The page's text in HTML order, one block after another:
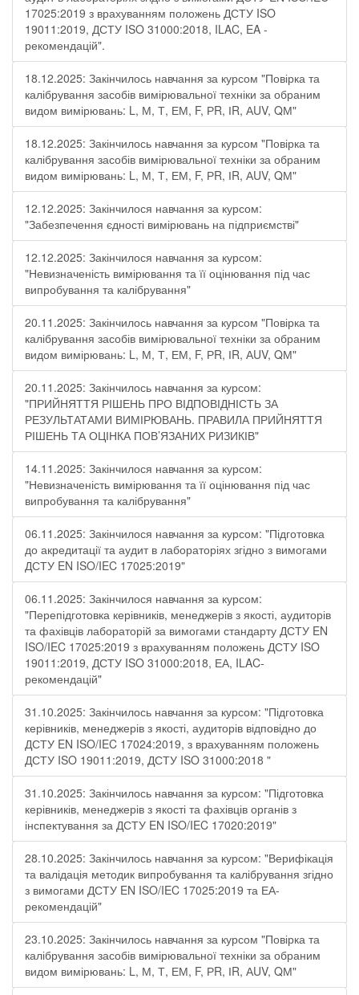
17025:2019 з врахуванням положень ДСТУ ISO
19011:2019, ДСТУ ISO 31000:2018, ILAC, EA -
рекомендацій".
18.12.2025: Закінчилось навчання за курсом "Повірка та
калібрування засобів вимірювальної техніки за обраним
видом вимірювань: L, М, Т, ЕМ, F, РR, ІR, АUV, QМ"
18.12.2025: Закінчилось навчання за курсом "Повірка та
калібрування засобів вимірювальної техніки за обраним
видом вимірювань: L, М, Т, ЕМ, F, РR, ІR, АUV, QМ"
12.12.2025: Закінчилося навчання за курсом:
"Забезпечення єдності вимірювань на підприємстві"
12.12.2025: Закінчилося навчання за курсом:
"Невизначеність вимірювання та її оцінювання під час
випробування та калібрування"
20.11.2025: Закінчилось навчання за курсом "Повірка та
калібрування засобів вимірювальної техніки за обраним
видом вимірювань: L, М, Т, ЕМ, F, РR, ІR, АUV, QМ"
20.11.2025: Закінчилось навчання за курсом:
"ПРИЙНЯТТЯ РІШЕНЬ ПРО ВІДПОВІДНІСТЬ ЗА
РЕЗУЛЬТАТАМИ ВИМІРЮВАНЬ. ПРАВИЛА ПРИЙНЯТТЯ
РІШЕНЬ ТА ОЦІНКА ПОВ’ЯЗАНИХ РИЗИКІВ"
14.11.2025: Закінчилося навчання за курсом:
"Невизначеність вимірювання та її оцінювання під час
випробування та калібрування"
06.11.2025: Закінчилося навчання за курсом: "Підготовка
до акредитації та аудит в лабораторіях згідно з вимогами
ДСТУ EN ISO/IEC 17025:2019"
06.11.2025: Закінчилося навчання за курсом:
"Перепідготовка керівників, менеджерів з якості, аудиторів
та фахівців лабораторій за вимогами стандарту ДСТУ EN
ISO/IEC 17025:2019 з врахуванням положень ДСТУ ISO
19011:2019, ДСТУ ISO 31000:2018, ЕА, ILAC-
рекомендацій"
31.10.2025: Закінчилось навчання за курсом: "Підготовка
керівників, менеджерів з якості, аудиторів відповідно до
ДСТУ EN ISO/IEC 17024:2019, з врахуванням положень
ДСТУ ISO 19011:2019, ДСТУ ISO 31000:2018 "
31.10.2025: Закінчилось навчання за курсом: "Підготовка
керівників, менеджерів з якості та фахівців органів з
інспектування за ДСТУ EN ISO/IEC 17020:2019"
28.10.2025: Закінчилось навчання за курсом: "Верифікація
та валідація методик випробування та калібрування згідно
з вимогами ДСТУ EN ISO/IEC 17025:2019 та ЕА-
рекомендацій"
23.10.2025: Закінчилось навчання за курсом "Повірка та
калібрування засобів вимірювальної техніки за обраним
видом вимірювань: L, М, Т, ЕМ, F, РR, ІR, АUV, QМ"